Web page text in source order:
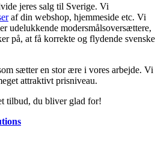
jeres salg til Sverige. Vi
af din webshop, hjemmeside etc. Vi
udelukkende modersmålsoversættere,
på, at få korrekte og flydende svenske
sætter en stor ære i vores arbejde. Vi
attraktivt prisniveau.
tilbud, du bliver glad for!